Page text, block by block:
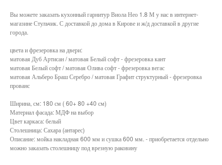
Вы можете заказать кухонный гарнитур Виола Нео 1.8 М у нас в интернет-
магазине Стульчик. С доставкой до дома в Кирове и ж/д доставкой в другие
города.
цвета и фрезеровка на двери:
матовая Дуб Артисан / матовая Белый софт - фрезеровка кант
матовая Белый софт / матовая Олива софт - фрезеровка вегас
матовая Альберо Браш Серебро / матовая Графит структурный - фрезеровка
прованс
Ширина, см: 180 см ( 60+ 80 +40 см)
Материал фасада: МДФ на выбор
Цвет каркаса: белый
Столешница: Сахара (антарес)
Описание: мойка накладная 600 мм и сушка 600 мм. - приобретается отдельно
можно заказать столешницу под врезную раковину